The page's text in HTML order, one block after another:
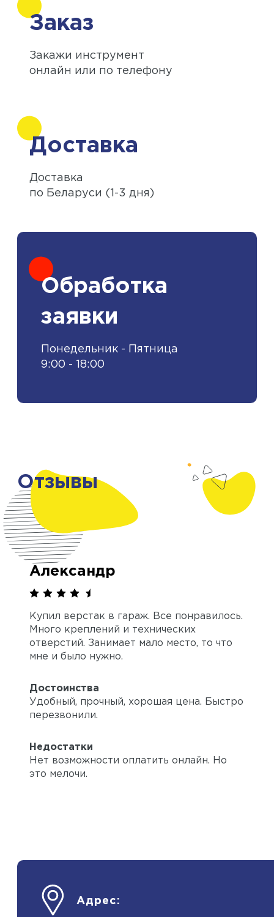
Заказ
Закажи инструмент
онлайн или по телефону
Доставка
Доставка
по Беларуси (1-3 дня)
Обработка
заявки
Понедельник - Пятница
9:00 - 18:00
Отзывы
Александр
Купил верстак в гараж. Все понравилось.
Много креплений и технических
отверстий. Занимает мало место, то что
мне и было нужно.
Достоинства
Удобный, прочный, хорошая цена. Быстро
перезвонили.
Недостатки
Нет возможности оплатить онлайн. Но
это мелочи.
Адрес: